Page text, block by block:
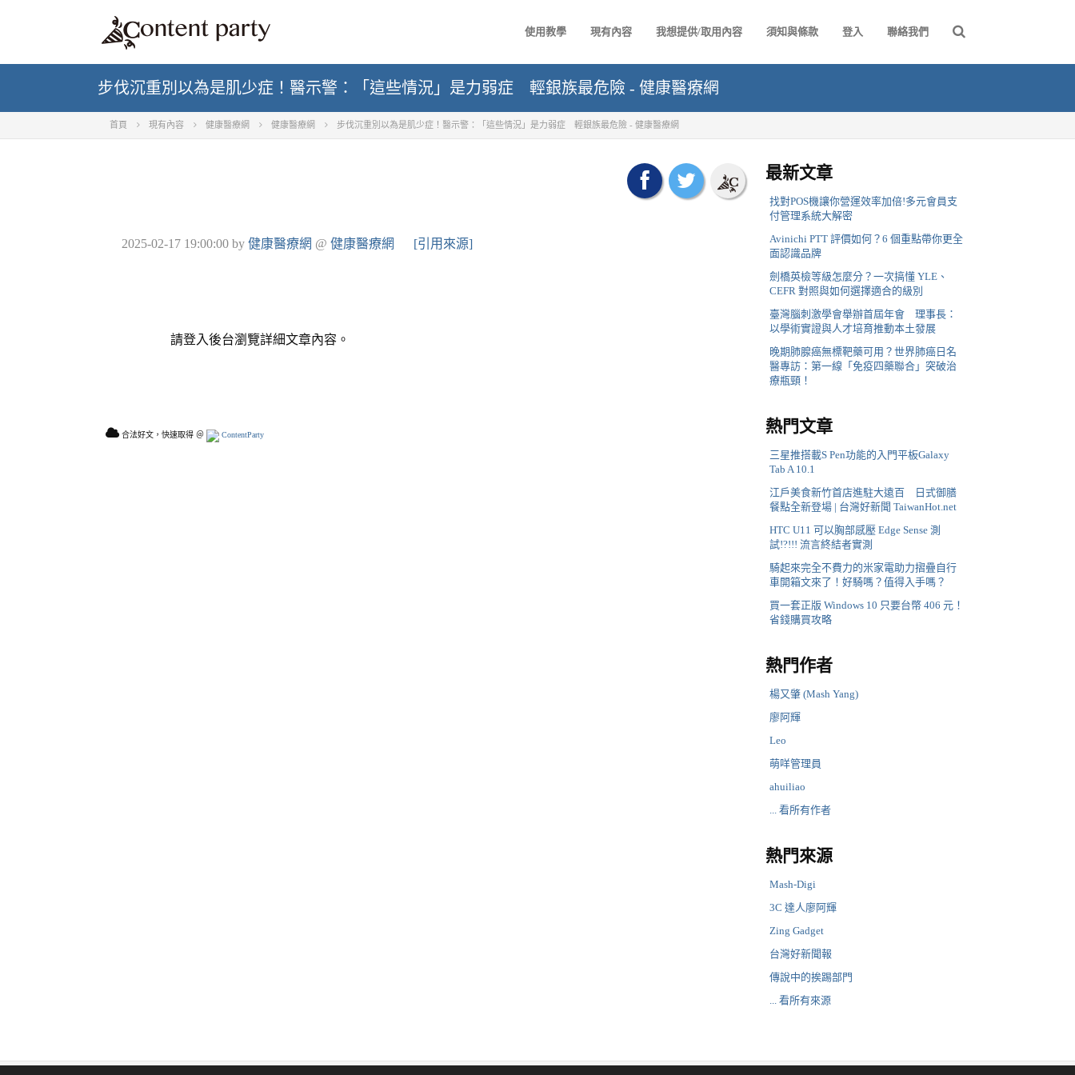
使用教學 現有內容 我想提供/取用內容 須知與條款 登入 聯絡我們
步伐沉重別以為是肌少症！醫示警：「這些情況」是力弱症 輕銀族最危險 - 健康醫療網
首頁 現有內容 健康醫療網 健康醫療網 步伐沉重別以為是肌少症！醫示警：「這些情況」是力弱症 輕銀族最危險 - 健康醫療網
2025-02-17 19:00:00 by 健康醫療網 @ 健康醫療網 [引用來源]
請登入後台瀏覽詳細文章內容。
合法好文，快速取得 ＠ ContentParty
最新文章
找對POS機讓你營運效率加倍!多元會員支
付管理系統大解密
Avinichi PTT 評價如何？6 個重點帶你更全
面認識品牌
劍橋英檢等級怎麼分？一次搞懂 YLE、
CEFR 對照與如何選擇適合的級別
臺灣腦刺激學會舉辦首屆年會 理事長：
以學術實證與人才培育推動本土發展
晚期肺腺癌無標靶藥可用？世界肺癌日名
醫專訪：第一線「免疫四藥聯合」突破治
療瓶頸！
熱門文章
三星推搭載S Pen功能的入門平板Galaxy
Tab A 10.1
江戶美食新竹首店進駐大遠百 日式御膳
餐點全新登場 | 台灣好新聞 TaiwanHot.net
HTC U11 可以胸部感壓 Edge Sense 測
試!?!!! 流言終結者實測
騎起來完全不費力的米家電助力摺疊自行
車開箱文來了！好騎嗎？值得入手嗎？
買一套正版 Windows 10 只要台幣 406 元！
省錢購買攻略
熱門作者
楊又肇 (Mash Yang)
廖阿輝
Leo
萌咩管理員
ahuiliao
... 看所有作者
熱門來源
Mash-Digi
3C 達人廖阿輝
Zing Gadget
台灣好新聞報
傳說中的挨踢部門
... 看所有來源